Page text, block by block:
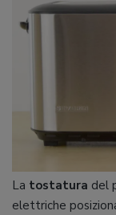
La tostatura del
elettriche